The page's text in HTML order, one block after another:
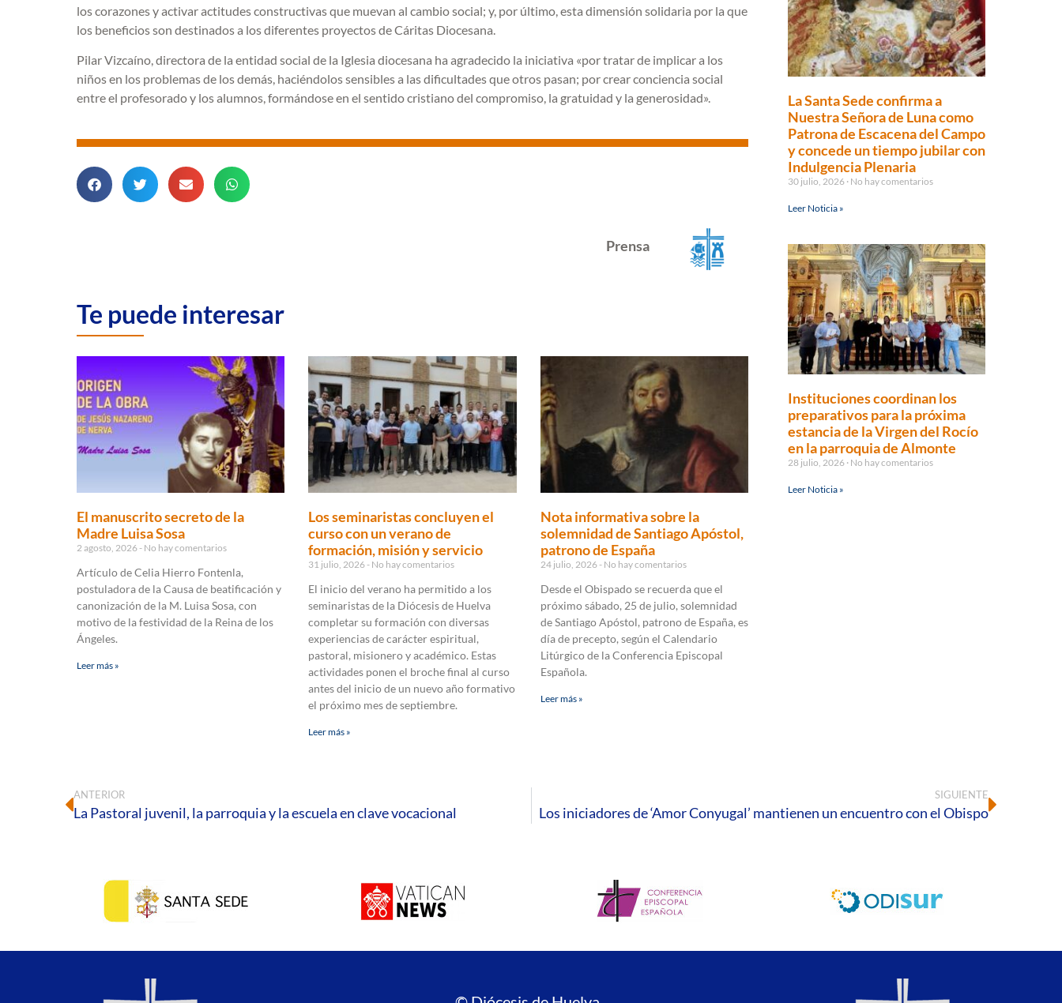
los corazones y activar actitudes constructivas que muevan al cambio social; y, por último, esta dimensión solidaria por la que
los beneficios son destinados a los diferentes proyectos de Cáritas Diocesana.
Pilar Vizcaíno, directora de la entidad social de la Iglesia diocesana ha agradecido la iniciativa «por tratar de implicar a los
niños en los problemas de los demás, haciéndolos sensibles a las dificultades que otros pasan; por crear conciencia social
entre el profesorado y los alumnos, formándose en el sentido cristiano del compromiso, la gratuidad y la generosidad».
Prensa
Te puede interesar
El manuscrito secreto de la
Madre Luisa Sosa
2 agosto, 2026 No hay comentarios
Artículo de Celia Hierro Fontenla,
postuladora de la Causa de beatificación y
canonización de la M. Luisa Sosa, con
motivo de la festividad de la Reina de los
Ángeles.
Leer más »
Los seminaristas concluyen el
curso con un verano de
formación, misión y servicio
31 julio, 2026 No hay comentarios
El inicio del verano ha permitido a los
seminaristas de la Diócesis de Huelva
completar su formación con diversas
experiencias de carácter espiritual,
pastoral, misionero y académico. Estas
actividades ponen el broche final al curso
antes del inicio de un nuevo año formativo
el próximo mes de septiembre.
Leer más »
Nota informativa sobre la
solemnidad de Santiago Apóstol,
patrono de España
24 julio, 2026 No hay comentarios
Desde el Obispado se recuerda que el
próximo sábado, 25 de julio, solemnidad
de Santiago Apóstol, patrono de España, es
día de precepto, según el Calendario
Litúrgico de la Conferencia Episcopal
Española.
Leer más »
La Santa Sede confirma a
Nuestra Señora de Luna como
Patrona de Escacena del Campo
y concede un tiempo jubilar con
Indulgencia Plenaria
30 julio, 2026 No hay comentarios
Leer Noticia »
Instituciones coordinan los
preparativos para la próxima
estancia de la Virgen del Rocío
en la parroquia de Almonte
28 julio, 2026 No hay comentarios
Leer Noticia »
ANTERIOR
La Pastoral juvenil, la parroquia y la escuela en clave vocacional
SIGUIENTE
Los iniciadores de ‘Amor Conyugal’ mantienen un encuentro con el Obispo